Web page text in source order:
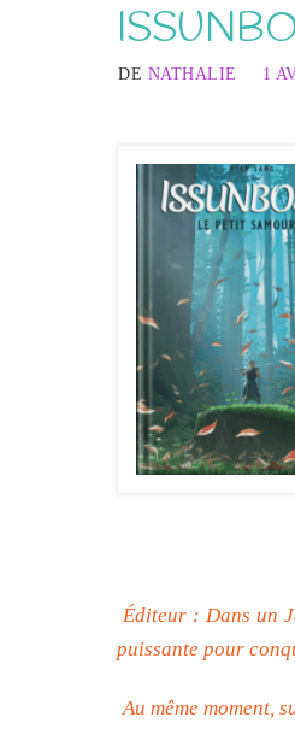
DE NATHALIE 1
Éditeur : Dans un
puissante pour
Au même moment,